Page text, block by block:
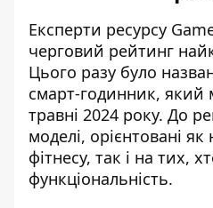
Експерти ресурсу
черговий рейтинг
Цього разу було
смарт-годинник, який
травні 2024 року. До
моделі, орієнтовані
фітнесу, так і на тих,
функціональність.